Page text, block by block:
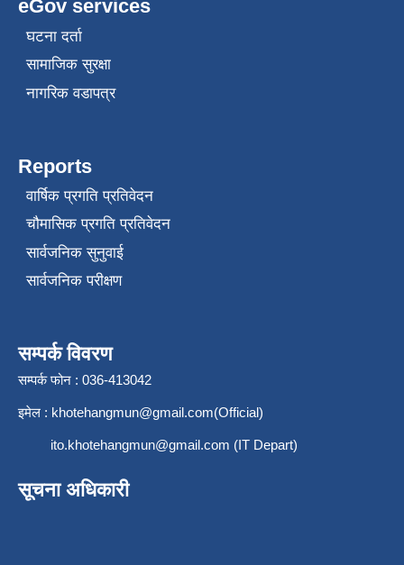
eGov services
घटना दर्ता
सामाजिक सुरक्षा
नागरिक वडापत्र
Reports
वार्षिक प्रगति प्रतिवेदन
चौमासिक प्रगति प्रतिवेदन
सार्वजनिक सुनुवाई
सार्वजनिक परीक्षण
सम्पर्क विवरण
सम्पर्क फोन : 036-413042
इमेल : khotehangmun@gmail.com(Official)
ito.khotehangmun@gmail.com (IT Depart)
सूचना अधिकारी